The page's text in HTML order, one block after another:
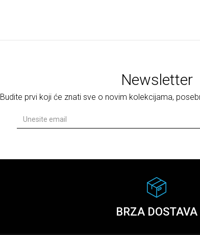
Newsletter
Budite prvi koji će znati sve o novim kolekcijama,
BRZA DOSTAVA